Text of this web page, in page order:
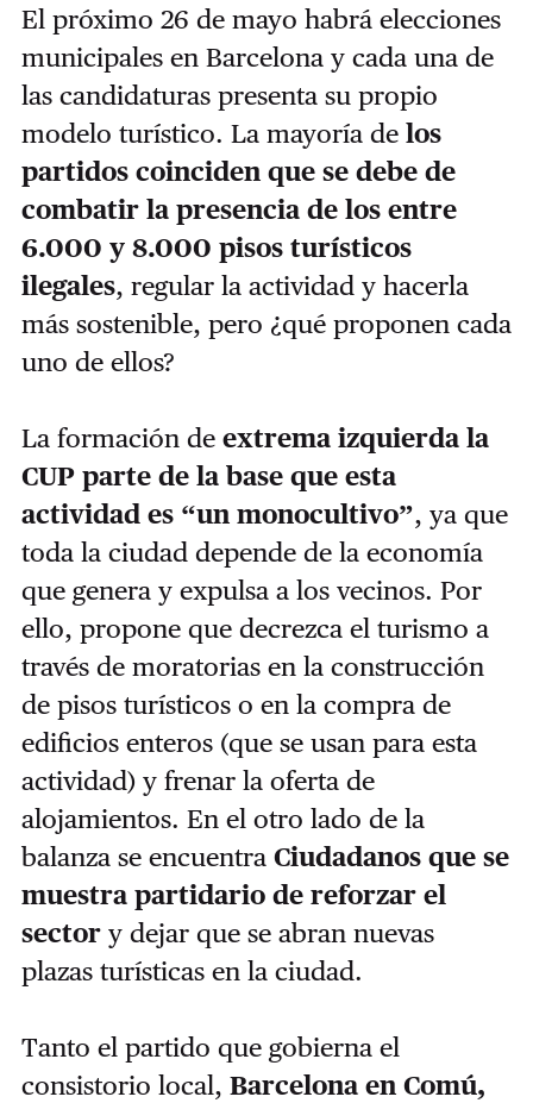
El próximo 26 de mayo habrá elecciones
municipales en Barcelona y cada una de
las candidaturas presenta su propio
modelo turístico. La mayoría delos
partidos coinciden que se debe de
combatir la presencia de los entre
6.000 y 8.000 pisos turísticos
ilegales, regular la actividad y hacerla
más sostenible, pero ¿qué proponen cada
uno de ellos?
La formación de extrema izquierda la
CUP parte de la base que esta
actividad es “un monocultivo”, ya que
toda la ciudad depende de la economía
que genera y expulsa a los vecinos. Por
ello, propone que decrezca el turismo a
través de moratorias en la construcción
de pisos turísticos o en la compra de
edificios enteros (que se usan para esta
actividad) y frenar la oferta de
alojamientos. En el otro lado de la
balanza se encuentra Ciudadanos que se
muestra partidario de reforzar el
sectory dejar que se abran nuevas
plazas turísticas en la ciudad.
Tanto el partido que gobierna el
consistorio local, Barcelona en Comú,